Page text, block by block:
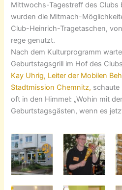
Mittwochs-Tagestreff des Clubs
wurden die Mitmach-
Club-Heinrich-Tragetaschen,
rege genutzt.
Nach dem Kulturprogramm
Geburtstagsgrill im Hof des
Kay Uhrig, Leiter der Mobilen
Stadtmission Chemnitz, schaute
oft in den Himmel: „Wohin mit
Geburtstagsgästen, wenn es